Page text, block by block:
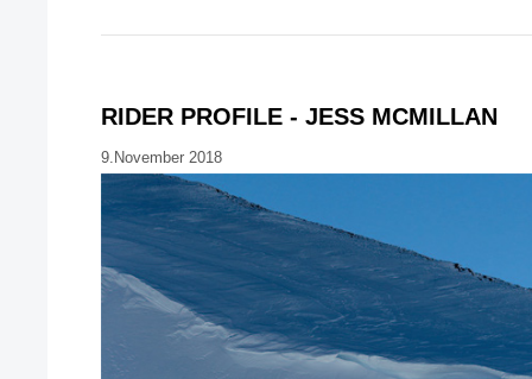
RIDER PROFILE - JESS MCMILLAN
9.November 2018